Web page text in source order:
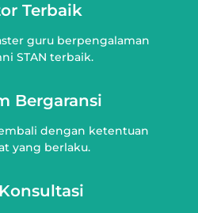
Terbaik
guru berpengalaman
STAN terbaik.
Bergaransi
dengan ketentuan
yang berlaku.